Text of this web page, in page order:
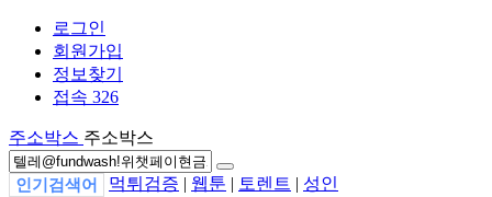
로그인
회원가입
정보찾기
접속 326
주소박스 주소박스
인기검색어 먹튀검증 | 웹툰 | 토렌트 | 성인